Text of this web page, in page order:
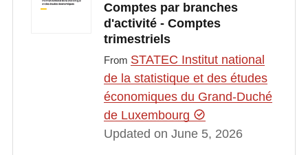
Comptes par branches
d'activité - Comptes
trimestriels
From STATEC Institut national
de la statistique et des études
économiques du Grand-Duché
de Luxembourg
Updated on June 5, 2026